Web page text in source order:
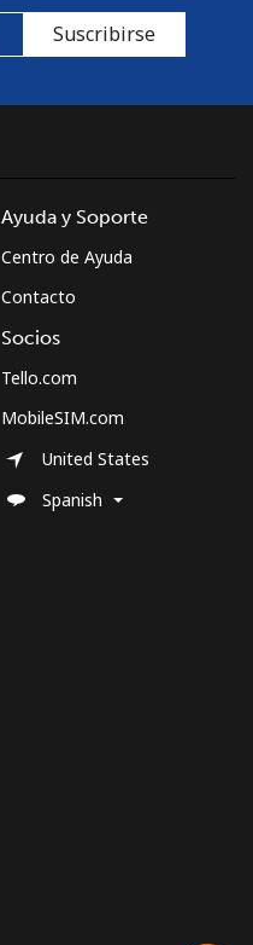
Suscribirse
Ayuda y Soporte
Centro de Ayuda
Contacto
Socios
Tello.com
MobileSIM.com
United States
Spanish